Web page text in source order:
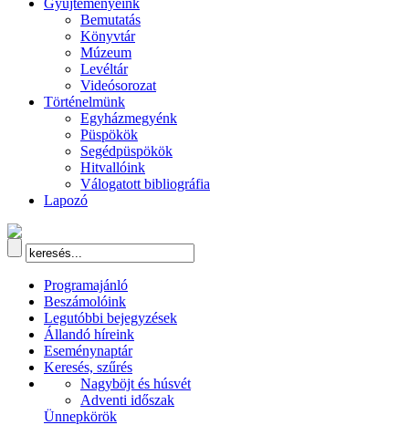
Gyűjteményeink
Bemutatás
Könyvtár
Múzeum
Levéltár
Videósorozat
Történelmünk
Egyházmegyénk
Püspökök
Segédpüspökök
Hitvallóink
Válogatott bibliográfia
Lapozó
Programajánló
Beszámolóink
Legutóbbi bejegyzések
Állandó híreink
Eseménynaptár
Keresés, szűrés
Nagyböjt és húsvét
Adventi időszak
Ünnepkörök